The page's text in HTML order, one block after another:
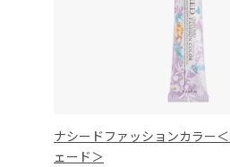
ナシードファッションカラー
ェード＞